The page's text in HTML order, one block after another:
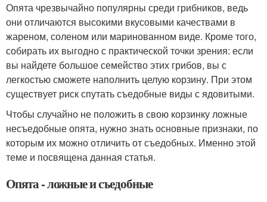
Опята чрезвычайно популярны среди грибников, ведь
они отличаются высокими вкусовыми качествами в
жареном, соленом или маринованном виде. Кроме того,
собирать их выгодно с практической точки зрения: если
вы найдете большое семейство этих грибов, вы с
легкостью сможете наполнить целую корзину. При этом
существует риск спутать съедобные виды с ядовитыми.
Чтобы случайно не положить в свою корзинку ложные
несъедобные опята, нужно знать основные признаки, по
которым их можно отличить от съедобных. Именно этой
теме и посвящена данная статья.
Опята - ложные и съедобные